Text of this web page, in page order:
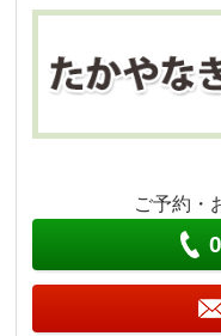
ご予約・